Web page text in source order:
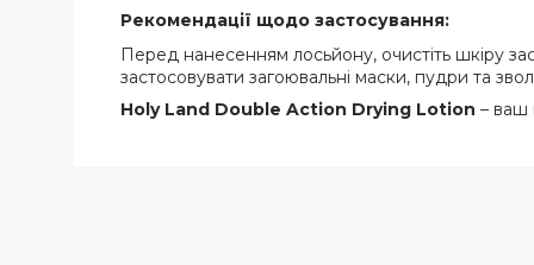
Рекомендації щодо застосування:
Перед нанесенням лосьйону, очистіть шкіру
застосовувати загоювальні маски, пудри та
Holy Land Double Action Drying Lotion – ваш